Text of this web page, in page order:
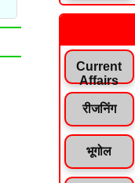
Current
Affairs
रीजनिंग
भूगोल